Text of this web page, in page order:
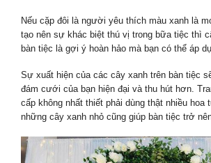
Nếu cặp đôi là người yêu thích màu xanh là
tạo nên sự khác biệt thú vị trong bữa tiệc thì
bàn tiệc là gợi ý hoàn hảo mà bạn có thể áp
Sự xuất hiện của các cây xanh trên bàn tiệc
đám cưới của bạn hiện đại và thu hút hơn.
cấp không nhất thiết phải dùng thật nhiều hoa
những cây xanh nhỏ cũng giúp bàn tiệc trở